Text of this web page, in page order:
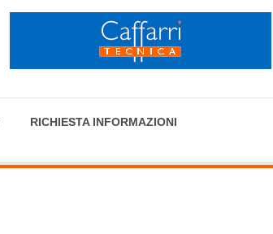
RICHIESTA INFORMAZIONI